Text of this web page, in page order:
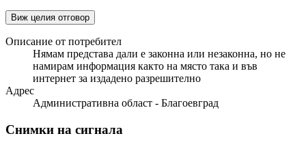
Виж целия отговор
Описание от потребител
Нямам представа дали е законна или незаконна, но не
намирам информация както на място така и във
интернет за издадено разрешително
Адрес
Административна област - Благоевград
Снимки на сигнала